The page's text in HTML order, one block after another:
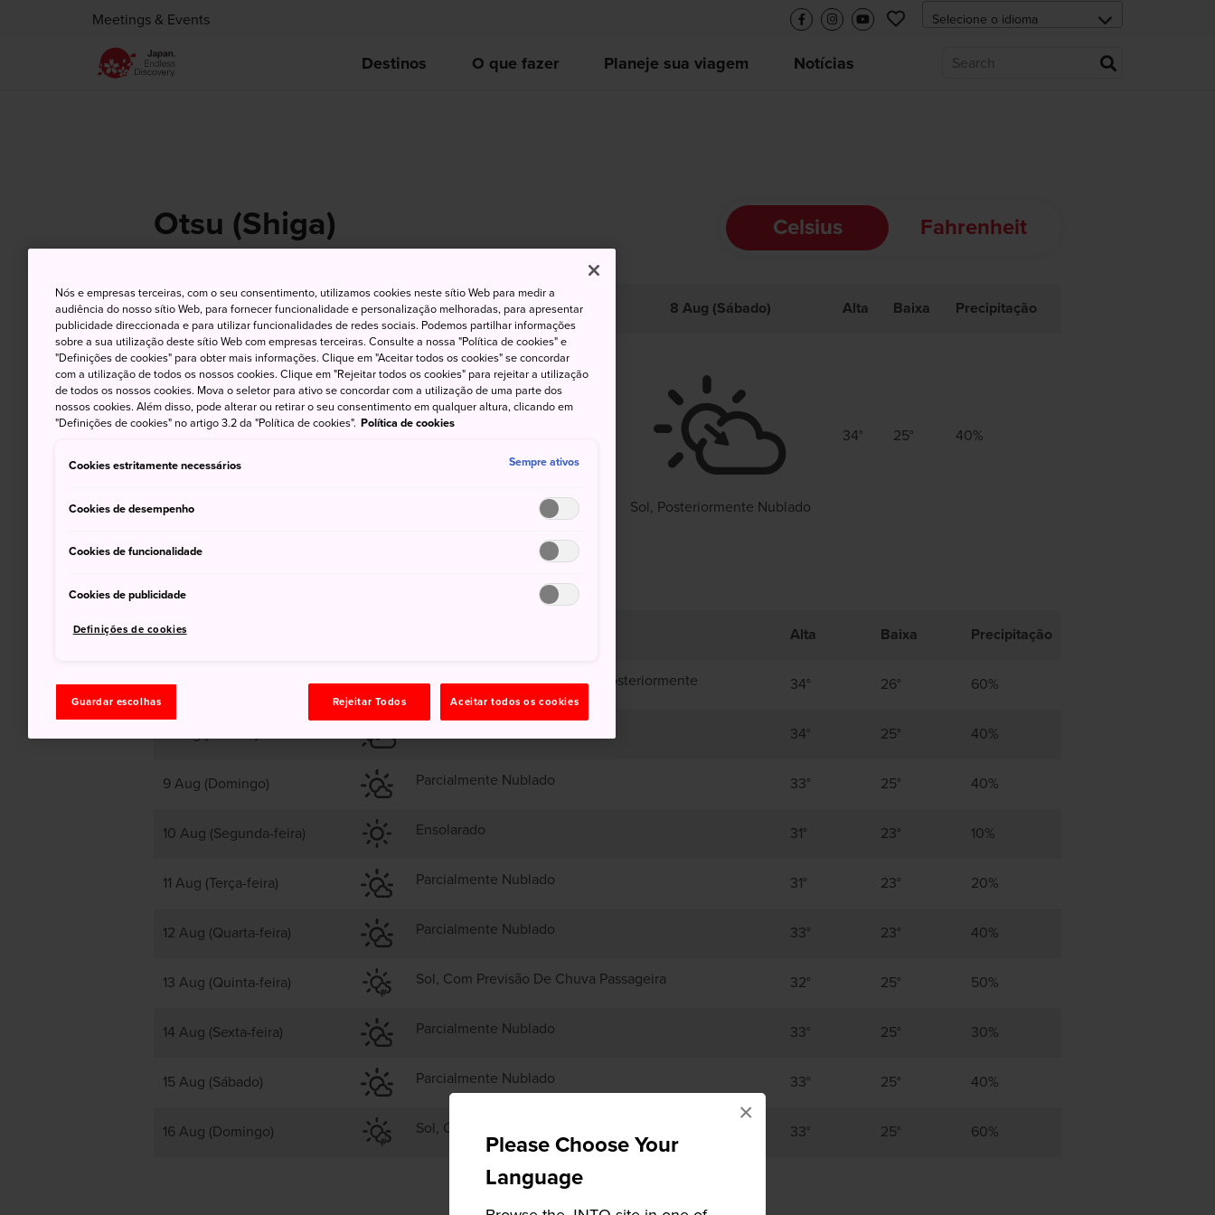
Please Choose Your
Language
×
Meetings & Events
Destinos O que fazer Planeje sua viagem Notícias
Otsu (Shiga) Celsius Fahrenheit
7 Aug (Sexta-feira) Alta Baixa Precipitação 8 Aug (Sábado) Alta Baixa Precipitação
Sol, Posteriormente Nublado
34° 25° 40%
Alta Baixa Precipitação
7 Aug (Sexta-feira) Sol, Com Períodos De Chuva Posteriormente 34° 26° 60%
8 Aug (Sábado) 34° 25° 40%
9 Aug (Domingo) Parcialmente Nublado 33° 25° 40%
10 Aug (Segunda-feira) Ensolarado 31° 23° 10%
11 Aug (Terça-feira) Parcialmente Nublado 31° 23° 20%
12 Aug (Quarta-feira) Parcialmente Nublado 33° 23° 40%
13 Aug (Quinta-feira) Sol, Com Previsão De Chuva Passageira 32° 25° 50%
14 Aug (Sexta-feira) Parcialmente Nublado 33° 25° 30%
15 Aug (Sábado) Parcialmente Nublado 33° 25° 40%
16 Aug (Domingo) Sol, Com Previsão De Chuva Passageira 33° 25° 60%
Nós e empresas terceiras, com o seu consentimento, utilizamos cookies neste sítio Web para medir a
audiência do nosso sítio Web, para fornecer funcionalidade e personalização melhoradas, para apresentar
publicidade direccionada e para utilizar funcionalidades de redes sociais. Podemos partilhar informações
sobre a sua utilização deste sítio Web com empresas terceiras. Consulte a nossa "Política de cookies" e
"Definições de cookies" para obter mais informações. Clique em "Aceitar todos os cookies" se concordar
com a utilização de todos os nossos cookies. Clique em "Rejeitar todos os cookies" para rejeitar a utilização
de todos os nossos cookies. Mova o seletor para ativo se concordar com a utilização de uma parte dos
nossos cookies. Além disso, pode alterar ou retirar o seu consentimento em qualquer altura, clicando em
"Definições de cookies" no artigo 3.2 da "Política de cookies". Política de cookies
Cookies estritamente necessários Sempre ativos
Cookies de desempenho
Cookies de funcionalidade
Cookies de publicidade
Definições de cookies
Guardar escolhas Rejeitar Todos Aceitar todos os cookies